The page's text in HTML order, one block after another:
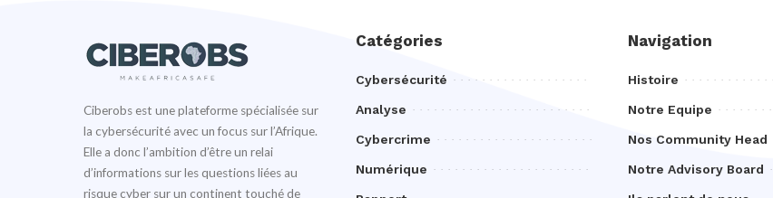
Ciberobs est une plateforme spécialisée sur
la cybersécurité avec un focus sur l’Afrique.
Elle a donc l’ambition d’être un relai
d’informations sur les questions liées au
risque cyber sur un continent touché de
Catégories
Cybersécurité
Analyse
Cybercrime
Numérique
Navigation
Histoire
Notre Equipe
Nos Community Head
Notre Advisory Board